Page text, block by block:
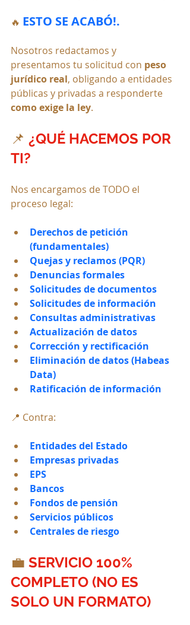
🔥 ESTO SE ACABÓ!.
Nosotros redactamos y
presentamos tu solicitud con peso
jurídico real, obligando a entidades
públicas y privadas a responderte
como exige la ley.
📌 ¿QUÉ HACEMOS POR
TI?
Nos encargamos de TODO el
proceso legal:
Derechos de petición
(fundamentales)
Quejas y reclamos (PQR)
Denuncias formales
Solicitudes de documentos
Solicitudes de información
Consultas administrativas
Actualización de datos
Corrección y rectificación
Eliminación de datos (Habeas
Data)
Ratificación de información
📍 Contra:
Entidades del Estado
Empresas privadas
EPS
Bancos
Fondos de pensión
Servicios públicos
Centrales de riesgo
💼 SERVICIO 100%
COMPLETO (NO ES
SOLO UN FORMATO)